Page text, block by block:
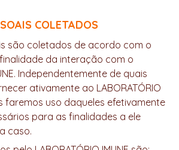
COLETADOS
são coletados de acordo com o
da interação com o
Independentemente de quais
ativamente ao LABORATÓRIO
faremos uso daqueles efetivamente
para as finalidades a ele
caso.